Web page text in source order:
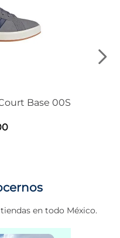
Base 00S
en todo México.